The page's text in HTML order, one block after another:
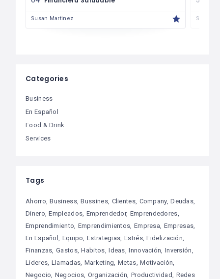
Susan Martinez Susan
Categories
Business
En Español
Food & Drink
Services
Tags
Ahorro Business Bussines Clientes Company Deudas
Dinero Empleados Emprendedor Emprendedores
Emprendimiento Emprendimientos Empresa Empresas
En Español Equipo Estrategias Estrés Fidelización
Finanzas Gastos Habitos Ideas Innovación Inversión
Lideres Llamadas Marketing Metas Motivación
Negocio Negocios Organización Productividad Redes